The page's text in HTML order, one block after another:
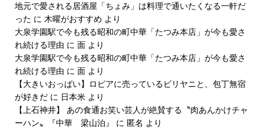
地元で愛される居酒屋「ちょみ」は料理で通いたくなる一軒だ
った に 木曜がおすすめ より
大泉学園駅で今も残る昭和の町中華「たつみ本店」が今も愛さ
れ続ける理由 に 面より
大泉学園駅で今も残る昭和の町中華「たつみ本店」が今も愛さ
れ続ける理由 に 面より
【大きいおっぱい】ロピアに売っているビリヤニと、包丁無宿
が好きだに 日本米より
【上石神井】 あの食通お笑い芸人が絶賛する〝肉あんかけチャ
ーハン〟『中華 梁山泊』
に 匿名 より